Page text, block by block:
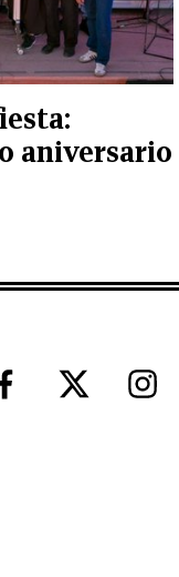
aniversario